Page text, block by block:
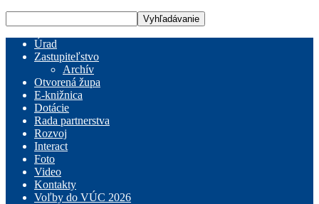
Úrad
Zastupiteľstvo
Archív
Otvorená župa
E-knižnica
Dotácie
Rada partnerstva
Rozvoj
Interact
Foto
Video
Kontakty
Voľby do VÚC 2026